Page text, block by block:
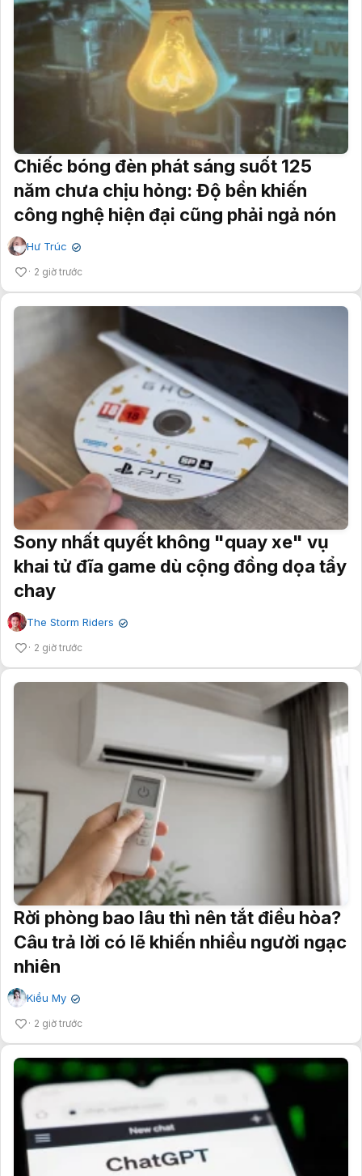
Chiếc bóng đèn phát sáng suốt 125
năm chưa chịu hỏng: Độ bền khiến
công nghệ hiện đại cũng phải ngả nón
Hư Trúc ✔
2 giờ trước
Sony nhất quyết không "quay xe" vụ
khai tử đĩa game dù cộng đồng dọa tẩy
chay
The Storm Riders ✔
2 giờ trước
Rời phòng bao lâu thì nên tắt điều hòa?
Câu trả lời có lẽ khiến nhiều người ngạc
nhiên
Kiều My ✔
2 giờ trước